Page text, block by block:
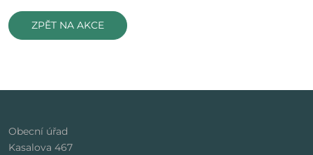
ZPĚT NA AKCE
Obecní úřad
Kasalova 467